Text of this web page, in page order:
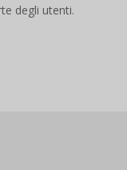
degli utenti.